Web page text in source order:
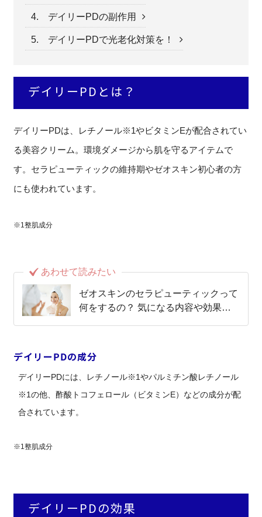
4. デイリーPDの副作用
5. デイリーPDで光老化対策を！
デイリーPDとは？
デイリーPDは、レチノール※1やビタミンEが配合されてい
る美容クリーム。環境ダメージから肌を守るアイテムで
す。セラピューティックの維持期やゼオスキン初心者の方
にも使われています。
※1整肌成分
あわせて読みたい
ゼオスキンのセラピューティックって
何をするの？ 気になる内容や効果を
デイリーPDの成分
デイリーPDには、レチノール※1やパルミチン酸レチノール
※1の他、酢酸トコフェロール（ビタミンE）などの成分が配
合されています。
※1整肌成分
デイリーPDの効果